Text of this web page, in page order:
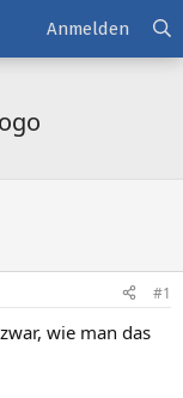
Anmelden
#1
wie man das